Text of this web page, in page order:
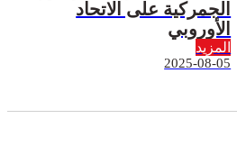
الجمركية على الاتحاد
الأوروبي
المزيد
2025-08-05